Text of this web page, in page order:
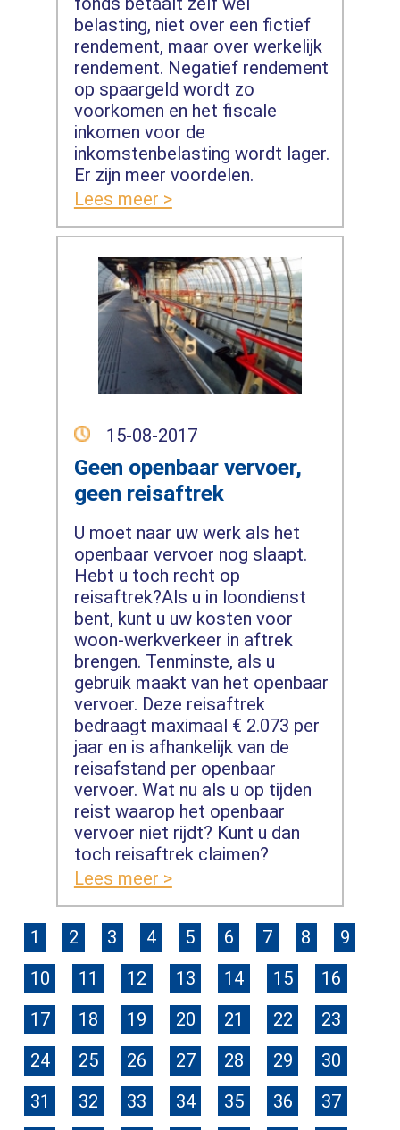
belasting, niet over een fictief
rendement, maar over werkelijk
rendement. Negatief rendement
op spaargeld wordt zo
voorkomen en het fiscale
inkomen voor de
inkomstenbelasting wordt lager.
Er zijn meer voordelen.
Lees meer >
15-08-2017
Geen openbaar vervoer,
geen reisaftrek
U moet naar uw werk als het
openbaar vervoer nog slaapt.
Hebt u toch recht op
reisaftrek?Als u in loondienst
bent, kunt u uw kosten voor
woon-werkverkeer in aftrek
brengen. Tenminste, als u
gebruik maakt van het openbaar
vervoer. Deze reisaftrek
bedraagt maximaal € 2.073 per
jaar en is afhankelijk van de
reisafstand per openbaar
vervoer. Wat nu als u op tijden
reist waarop het openbaar
vervoer niet rijdt? Kunt u dan
toch reisaftrek claimen?
Lees meer >
1 2 3 4 5 6 7 8
9
10
11 12 13 14 15
16
17
18 19 20 21 22
23
24
25 26 27 28 29
30
31
32 33 34 35 36
37